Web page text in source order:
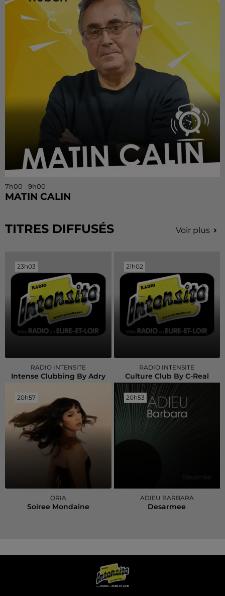
7h00 - 9h00
MATIN CALIN
TITRES DIFFUSÉS Voir plus
23h03
23h03
RADIO INTENSITE
Intense Clubbing By Adry
21h02
21h02
RADIO INTENSITE
Culture Club By C-Real
20h57
20h57
ORIA
Soiree Mondaine
20h53
20h53
ADIEU BARBARA
Desarmee